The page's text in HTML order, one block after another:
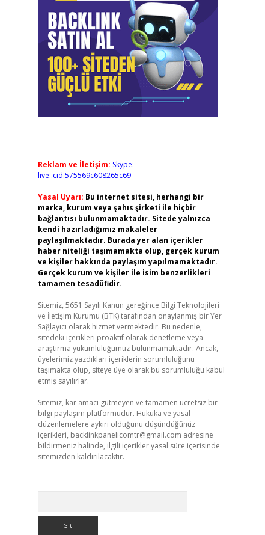
Reklam ve İletişim: Skype:
live:.cid.575569c608265c69
Yasal Uyarı: Bu internet sitesi, herhangi bir
marka, kurum veya şahıs şirketi ile hiçbir
bağlantısı bulunmamaktadır. Sitede yalnızca
kendi hazırladığımız makaleler
paylaşılmaktadır. Burada yer alan içerikler
haber niteliği taşımamakta olup, gerçek kurum
ve kişiler hakkında paylaşım yapılmamaktadır.
Gerçek kurum ve kişiler ile isim benzerlikleri
tamamen tesadüfidir.
Sitemiz, 5651 Sayılı Kanun gereğince Bilgi Teknolojileri
ve İletişim Kurumu (BTK) tarafından onaylanmış bir Yer
Sağlayıcı olarak hizmet vermektedir. Bu nedenle,
sitedeki içerikleri proaktif olarak denetleme veya
araştırma yükümlülüğümüz bulunmamaktadır. Ancak,
üyelerimiz yazdıkları içeriklerin sorumluluğunu
taşımakta olup, siteye üye olarak bu sorumluluğu kabul
etmiş sayılırlar.
Sitemiz, kar amacı gütmeyen ve tamamen ücretsiz bir
bilgi paylaşım platformudur. Hukuka ve yasal
düzenlemelere aykırı olduğunu düşündüğünüz
içerikleri, backlinkpanelicomtr@gmail.com adresine
bildirmeniz halinde, ilgili içerikler yasal süre içerisinde
sitemizden kaldırılacaktır.